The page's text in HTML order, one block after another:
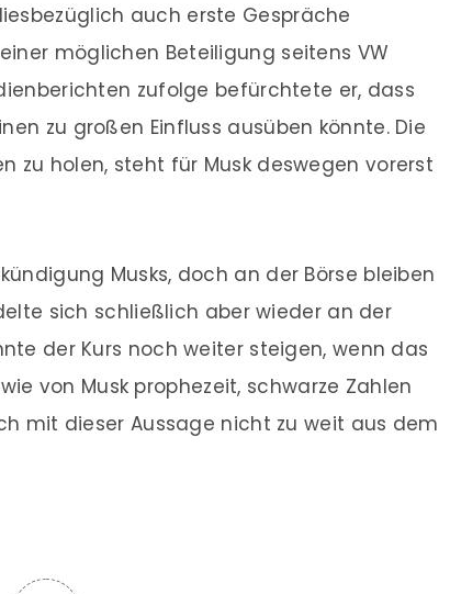
auch erste Gespräche
möglichen Beteiligung seitens VW
zufolge befürchtete er, dass
zu großen Einfluss ausüben könnte. Die
zu holen, steht für Musk deswegen vorerst
Musks, doch an der Börse bleiben
sich schließlich aber wieder an der
der Kurs noch weiter steigen, wenn das
von Musk prophezeit, schwarze Zahlen
mit dieser Aussage nicht zu weit aus dem